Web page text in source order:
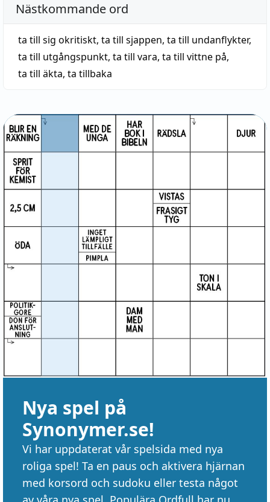
Nästkommande ord
ta till sig okritiskt, ta till sjappen, ta till undanflykter,
ta till utgångspunkt, ta till vara, ta till vittne på,
ta till äkta, ta tillbaka
Nya spel på
Synonymer.se!
Vi har uppdaterat vår spelsida med nya
roliga spel! Ta en paus och aktivera hjärnan
med korsord och sudoku eller testa något